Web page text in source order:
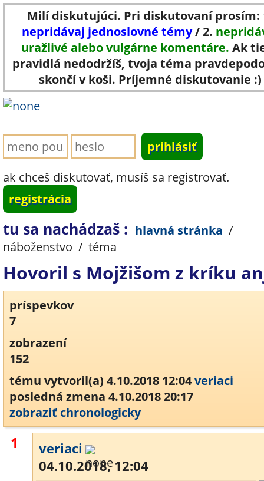
Milí diskutujúci. Pri diskutovaní prosím:
nepridávaj jednoslovné témy/ 2.
uražlivé alebo vulgárne komentáre. Ak
pravidlá nedodržíš, tvoja téma
skončí v koši. Príjemné diskutovanie :)
ak chceš diskutovať, musíš sa registrovať.
registrácia
tu sa nachádzaš : hlavná stránka /
náboženstvo / téma
Hovoril s Mojžišom z kríku
príspevkov
7
zobrazení
152
tému vytvoril(a) 4.10.2018 12:04veriaci
posledná zmena 4.10.2018 20:17
zobraziť chronologicky
1
veriaci
04.10.2018, 12:04